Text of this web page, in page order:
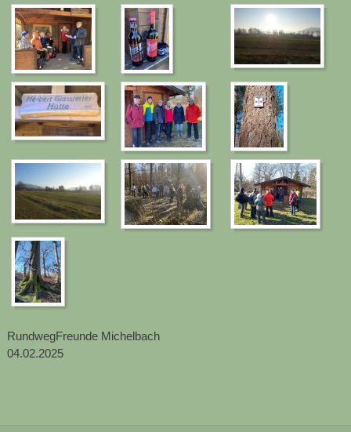
RundwegFreunde Michelbach
04.02.2025